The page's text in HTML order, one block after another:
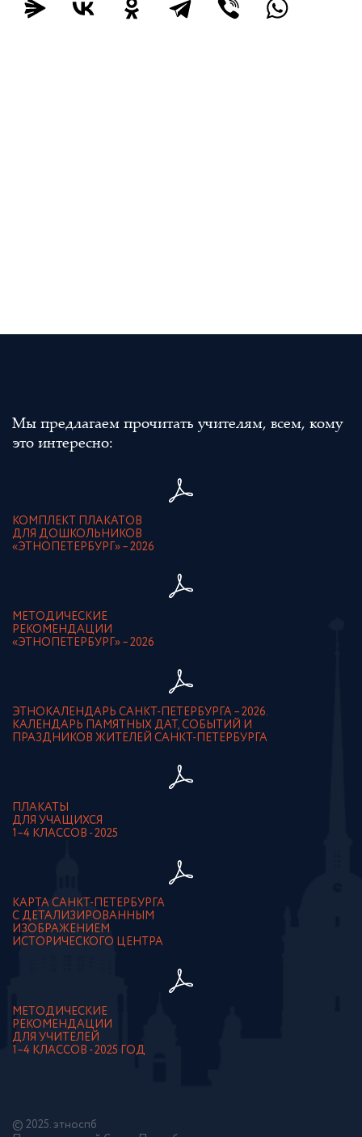
Мы предлагаем прочитать учителям, всем, кому
это интересно:
КОМПЛЕКТ ПЛАКАТОВ
ДЛЯ ДОШКОЛЬНИКОВ
«ЭТНОПЕТЕРБУРГ» – 2026
МЕТОДИЧЕСКИЕ
РЕКОМЕНДАЦИИ
«ЭТНОПЕТЕРБУРГ» – 2026
ЭТНОКАЛЕНДАРЬ САНКТ-ПЕТЕРБУРГА – 2026.
КАЛЕНДАРЬ ПАМЯТНЫХ ДАТ, СОБЫТИЙ И
ПРАЗДНИКОВ ЖИТЕЛЕЙ САНКТ-ПЕТЕРБУРГА
ПЛАКАТЫ
ДЛЯ УЧАЩИХСЯ
1–4 КЛАССОВ - 2025
КАРТА САНКТ-ПЕТЕРБУРГА
С ДЕТАЛИЗИРОВАННЫМ
ИЗОБРАЖЕНИЕМ
ИСТОРИЧЕСКОГО ЦЕНТРА
МЕТОДИЧЕСКИЕ
РЕКОМЕНДАЦИИ
ДЛЯ УЧИТЕЛЕЙ
1–4 КЛАССОВ - 2025 ГОД
© 2025. этноспб